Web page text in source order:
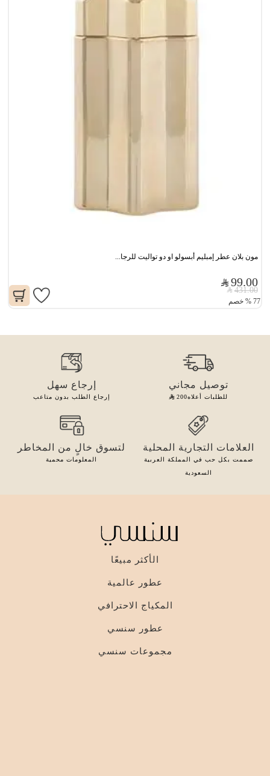
مون بلان عطر إمبليم أبسولو او دو تواليت للرجا...
99.00
431.00
77
% خصم
توصيل مجاني
للطلبات أعلاه200
إرجاع سهل
إرجاع الطلب بدون متاعب
العلامات التجارية المحلية
صممت بكل حب في المملكة العربية
السعودية
لتسوق خالٍ من المخاطر
المعلومات محمية
الأكثر مبيعًا
عطور عالمية
المكياج الاحترافي
عطور سنسي
مجموعات سنسي